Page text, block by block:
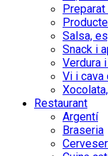
Salsa,
Snack i
Verdura
Vi i cava
Restaurant
Argentí
Braseria